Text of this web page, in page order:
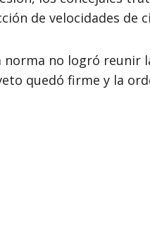
de velocidades de
no logró reunir
quedó firme y la